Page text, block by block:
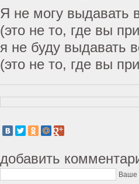
Я не могу выдавать
(это не то, где вы
я не буду выдавать
(это не то, где вы
добавить
Ваше